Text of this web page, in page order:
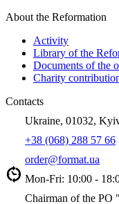
About the Reformation
Activity
Library of the
Documents of the
Charity
Contacts
Ukraine, 01032,
+38 (068) 288 57 66
order@format.ua
Mon-Fri: 10:00 -
Chairman of the PO